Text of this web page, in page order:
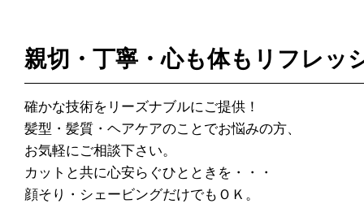
親切・丁寧・心も体もリフレッ
確かな技術をリーズナブルにご提供！
髪型・髪質・ヘアケアのことでお悩みの方、
お気軽にご相談下さい。
カットと共に心安らぐひとときを・・・
顔そり・シェービングだけでもＯＫ。